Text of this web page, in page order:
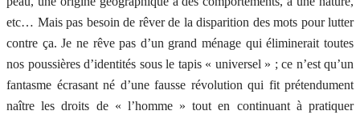
etc… Mais pas besoin de rêver de la disparition des mots pour lutter
contre ça. Je ne rêve pas d’un grand ménage qui éliminerait toutes
nos poussières d’identités sous le tapis « universel » ; ce n’est qu’un
fantasme écrasant né d’une fausse révolution qui fit prétendument
naître les droits de « l’homme » tout en continuant à pratiquer